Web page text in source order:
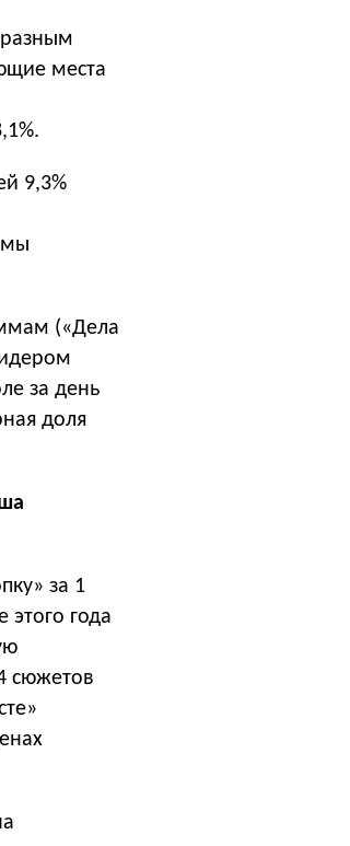
разным
места
9,3%
(«Дела
за день
доля
за 1
этого года
сюжетов